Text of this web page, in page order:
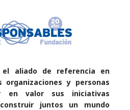
el aliado de referencia en
organizaciones y personas
en valor sus iniciativas
juntos un mundo